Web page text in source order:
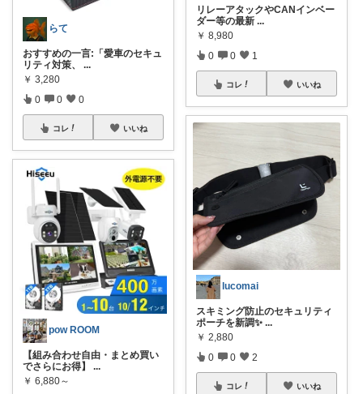
らて
おすすめの一言:「愛車のセキュ
リティ対策、
...
￥ 3,280
0 0 0
コレ いいね
pow ROOM
【組み合わせ自由・まとめ買い
でさらにお得】
...
￥ 6,880～
リレーアタックやCANインベー
ダー等の最新 ...
￥ 8,980
0 0 1
コレ いいね
lucomai
スキミング防止のセキュリティ
ポーチを新調✨ ...
￥ 2,880
0 0 2
コレ いいね